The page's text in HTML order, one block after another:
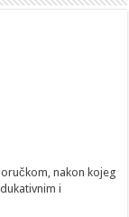
nakon kojeg
i